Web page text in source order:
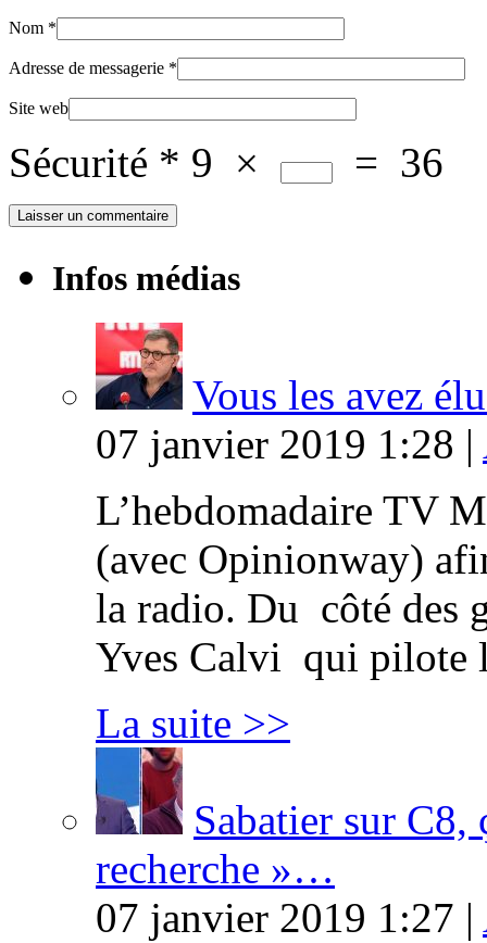
Nom *
Adresse de messagerie *
Site web
Sécurité * 9 × = 36
Infos médias
Vous les avez
07 janvier 2019 1:28 |
L’hebdomadaire TV
(avec Opinionway)
la radio. Du côté des
Yves Calvi qui
La suite >>
Sabatier sur C8,
recherche »…
07 janvier 2019 1:27 |